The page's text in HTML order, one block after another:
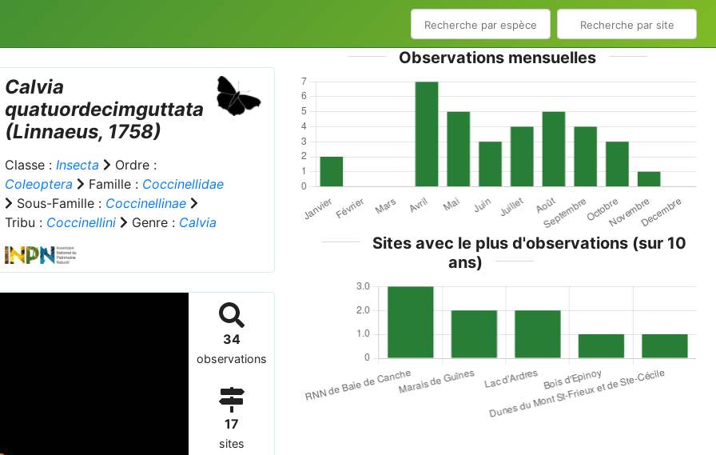
Calvia
quatuordecimguttata
(Linnaeus, 1758)
Classe : Insecta
Ordre :
Coleoptera
Famille : Coccinellidae
Sous-Famille : Coccinellinae
Tribu : Coccinellini Genre : Calvia
34
observations
17
sites
Observations mensuelles
Sites avec le plus d'observations (sur 10
ans)